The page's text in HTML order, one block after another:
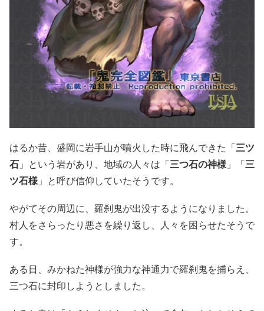
はるか昔、盛岡に岩手山が噴火した時に飛んできた「 三ツ
石 」という岩があり、地域の人々は「 三つ石の神様 」「 三
ツ石様 」と呼び信仰していたそうです。
やがてその周辺に、羅刹鬼が出没するようになりました。
村人をさらったり悪さを繰り返し、人々を困らせたそうで
す。
ある日、みかねた神様が強力な神通力で羅刹鬼を捕らえ、
三つ石に封印しようとしました。